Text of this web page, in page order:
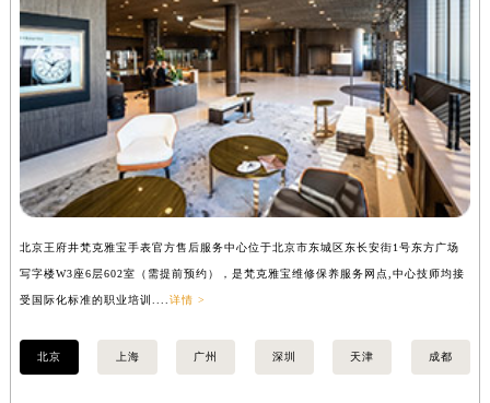
北京王府井梵克雅宝手表官方售后服务中心位于北京市东城区东长安街1号东方广场
写字楼W3座6层602室（需提前预约），是梵克雅宝维修保养服务网点,中心技师均接
受国际化标准的职业培训....详情 >
北京 上海 广州 深圳 天津 成都